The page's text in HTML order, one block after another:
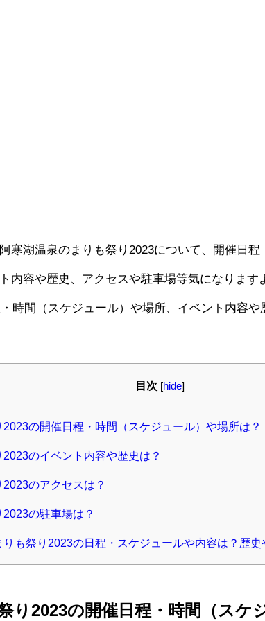
寒湖温泉のまりも祭り2023について、開催日
内容や歴史、アクセスや駐車場等気になります
時間（スケジュール）や場所、イベント内容
目次 hide
2023の開催日程・時間（スケジュール）や場所は？
2023のイベント内容や歴史は？
2023のアクセスは？
2023の駐車場は？
りも祭り2023の日程・スケジュールや内容は？歴史
り2023の開催日程・時間（スケ